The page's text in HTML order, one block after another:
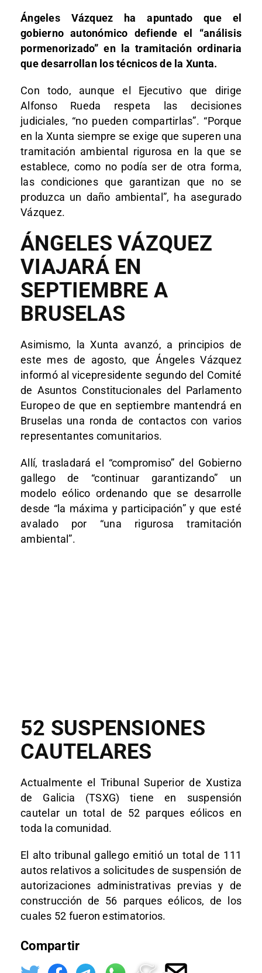
Ángeles Vázquez ha apuntado que el
gobierno autonómico defiende el “análisis
pormenorizado” en la tramitación ordinaria
que desarrollan los técnicos de la Xunta.
Con todo, aunque el Ejecutivo que dirige
Alfonso Rueda respeta las decisiones
judiciales, “no pueden compartirlas”. “Porque
en la Xunta siempre se exige que superen una
tramitación ambiental rigurosa en la que se
establece, como no podía ser de otra forma,
las condiciones que garantizan que no se
produzca un daño ambiental”, ha asegurado
Vázquez.
ÁNGELES VÁZQUEZ
VIAJARÁ EN
SEPTIEMBRE A
BRUSELAS
Asimismo, la Xunta avanzó, a principios de
este mes de agosto, que Ángeles Vázquez
informó al vicepresidente segundo del Comité
de Asuntos Constitucionales del Parlamento
Europeo de que en septiembre mantendrá en
Bruselas una ronda de contactos con varios
representantes comunitarios.
Allí, trasladará el “compromiso” del Gobierno
gallego de “continuar garantizando” un
modelo eólico ordenando que se desarrolle
desde “la máxima y participación” y que esté
avalado por “una rigurosa tramitación
ambiental”.
52 SUSPENSIONES
CAUTELARES
Actualmente el Tribunal Superior de Xustiza
de Galicia (TSXG) tiene en suspensión
cautelar un total de 52 parques eólicos en
toda la comunidad.
El alto tribunal gallego emitió un total de 111
autos relativos a solicitudes de suspensión de
autorizaciones administrativas previas y de
construcción de 56 parques eólicos, de los
cuales 52 fueron estimatorios.
Compartir